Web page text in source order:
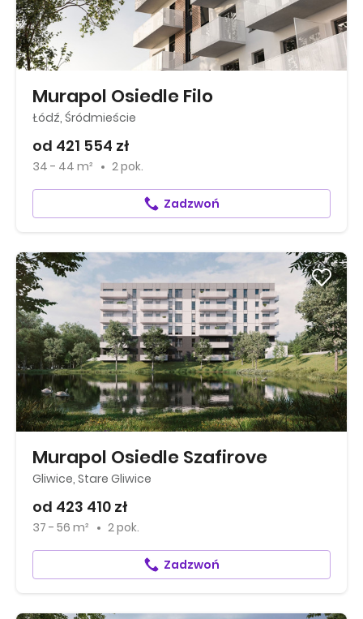
Murapol Osiedle Filo
Łódź, Śródmieście
od 421 554 zł
34 - 44 m² 2 pok.
Zadzwoń
Murapol Osiedle Szafirove
Gliwice, Stare Gliwice
od 423 410 zł
37 - 56 m² 2 pok.
Zadzwoń